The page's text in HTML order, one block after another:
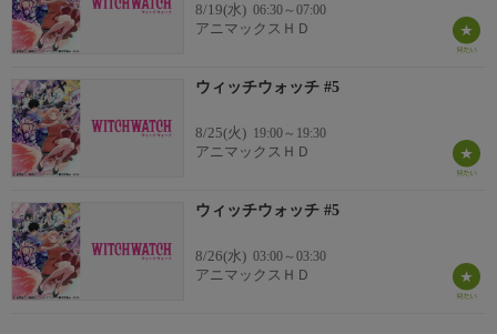
8/19(水) 06:30～07:00
アニマックスＨＤ
ウィッチウォッチ #5
8/25(火) 19:00～19:30
アニマックスＨＤ
ウィッチウォッチ #5
8/26(水) 03:00～03:30
アニマックスＨＤ